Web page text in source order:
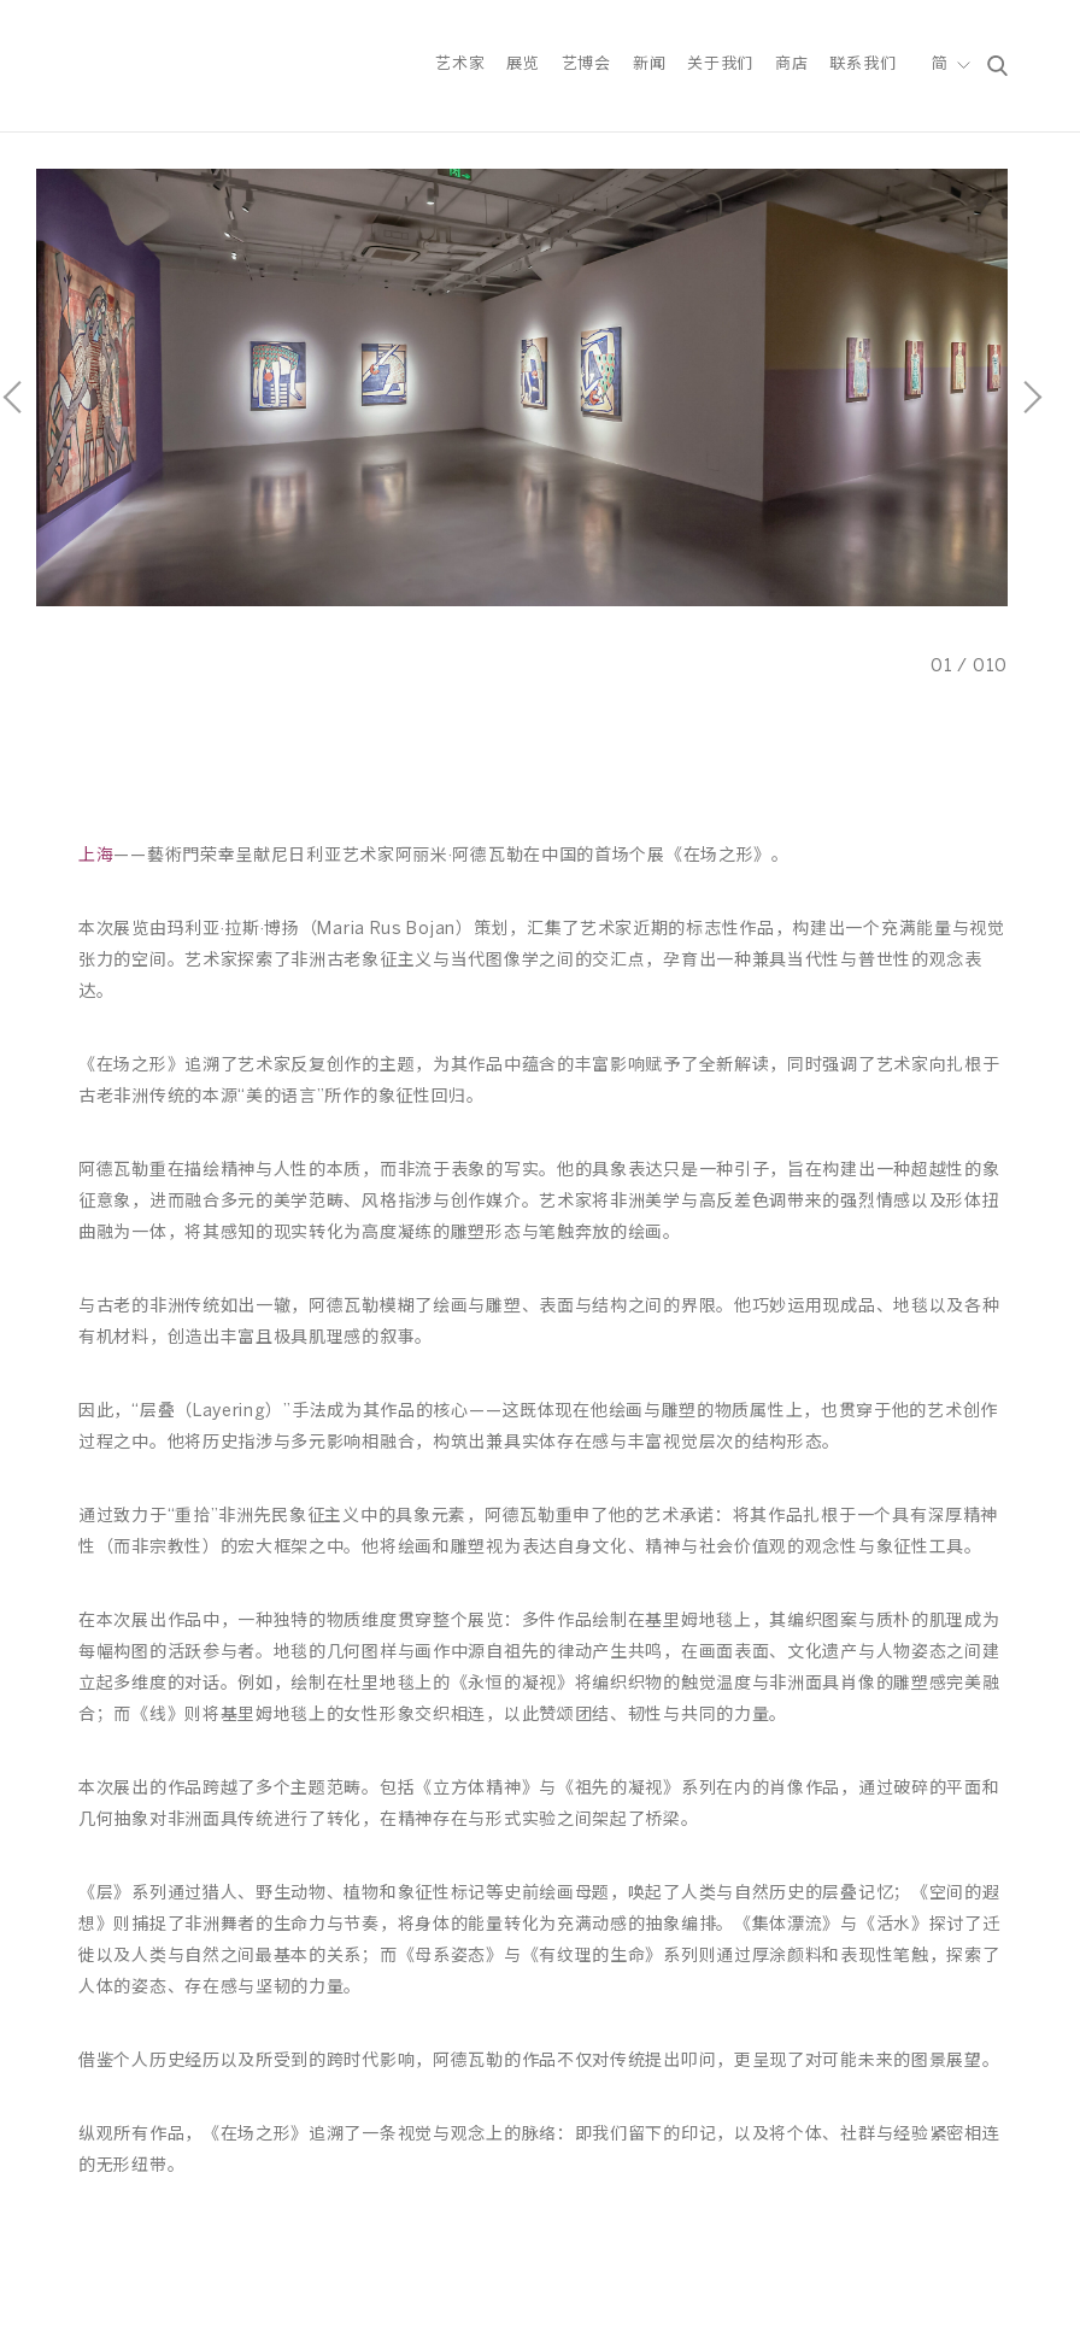
艺术家 展览 艺博会 新闻 关于我们 商店 联系我们 简
01 / 010
上海——藝術門荣幸呈献尼日利亚艺术家阿丽米·阿德瓦勒在中国的首场个展《在场之形》。
本次展览由玛利亚·拉斯·博扬（Maria Rus Bojan）策划，汇集了艺术家近期的标志性作品，构建出一个充满能量与视觉
张力的空间。艺术家探索了非洲古老象征主义与当代图像学之间的交汇点，孕育出一种兼具当代性与普世性的观念表
达。
《在场之形》追溯了艺术家反复创作的主题，为其作品中蕴含的丰富影响赋予了全新解读，同时强调了艺术家向扎根于
古老非洲传统的本源“美的语言”所作的象征性回归。
阿德瓦勒重在描绘精神与人性的本质，而非流于表象的写实。他的具象表达只是一种引子，旨在构建出一种超越性的象
征意象，进而融合多元的美学范畴、风格指涉与创作媒介。艺术家将非洲美学与高反差色调带来的强烈情感以及形体扭
曲融为一体，将其感知的现实转化为高度凝练的雕塑形态与笔触奔放的绘画。
与古老的非洲传统如出一辙，阿德瓦勒模糊了绘画与雕塑、表面与结构之间的界限。他巧妙运用现成品、地毯以及各种
有机材料，创造出丰富且极具肌理感的叙事。
因此，“层叠（Layering）”手法成为其作品的核心——这既体现在他绘画与雕塑的物质属性上，也贯穿于他的艺术创作
过程之中。他将历史指涉与多元影响相融合，构筑出兼具实体存在感与丰富视觉层次的结构形态。
通过致力于“重拾”非洲先民象征主义中的具象元素，阿德瓦勒重申了他的艺术承诺：将其作品扎根于一个具有深厚精神
性（而非宗教性）的宏大框架之中。他将绘画和雕塑视为表达自身文化、精神与社会价值观的观念性与象征性工具。
在本次展出作品中，一种独特的物质维度贯穿整个展览：多件作品绘制在基里姆地毯上，其编织图案与质朴的肌理成为
每幅构图的活跃参与者。地毯的几何图样与画作中源自祖先的律动产生共鸣，在画面表面、文化遗产与人物姿态之间建
立起多维度的对话。例如，绘制在杜里地毯上的《永恒的凝视》将编织织物的触觉温度与非洲面具肖像的雕塑感完美融
合；而《线》则将基里姆地毯上的女性形象交织相连，以此赞颂团结、韧性与共同的力量。
本次展出的作品跨越了多个主题范畴。包括《立方体精神》与《祖先的凝视》系列在内的肖像作品，通过破碎的平面和
几何抽象对非洲面具传统进行了转化，在精神存在与形式实验之间架起了桥梁。
《层》系列通过猎人、野生动物、植物和象征性标记等史前绘画母题，唤起了人类与自然历史的层叠记忆；《空间的遐
想》则捕捉了非洲舞者的生命力与节奏，将身体的能量转化为充满动感的抽象编排。《集体漂流》与《活水》探讨了迁
徙以及人类与自然之间最基本的关系；而《母系姿态》与《有纹理的生命》系列则通过厚涂颜料和表现性笔触，探索了
人体的姿态、存在感与坚韧的力量。
借鉴个人历史经历以及所受到的跨时代影响，阿德瓦勒的作品不仅对传统提出叩问，更呈现了对可能未来的图景展望。
纵观所有作品，《在场之形》追溯了一条视觉与观念上的脉络：即我们留下的印记，以及将个体、社群与经验紧密相连
的无形纽带。